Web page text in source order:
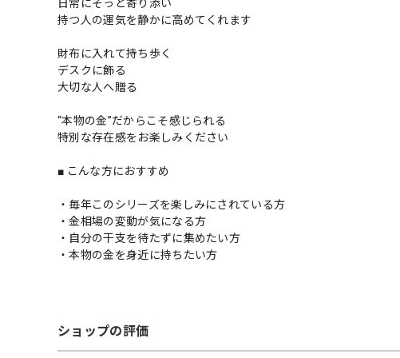
日常にそっと寄り添い
持つ人の運気を静かに高めてくれます
財布に入れて持ち歩く
デスクに飾る
大切な人へ贈る
“本物の金”だからこそ感じられる
特別な存在感をお楽しみください
■ こんな方におすすめ
・毎年このシリーズを楽しみにされている方
・金相場の変動が気になる方
・自分の干支を待たずに集めたい方
・本物の金を身近に持ちたい方
ショップの評価